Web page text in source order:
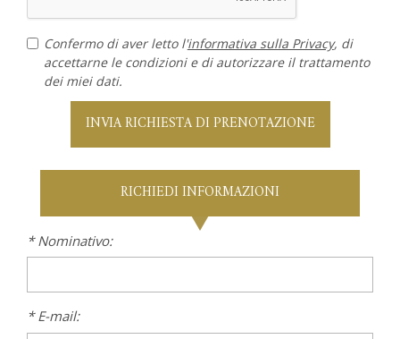
Confermo di aver letto l'informativa sulla Privacy, di
accettarne le condizioni e di autorizzare il trattamento
dei miei dati.
INVIA RICHIESTA DI PRENOTAZIONE
RICHIEDI INFORMAZIONI
* Nominativo:
* E-mail: